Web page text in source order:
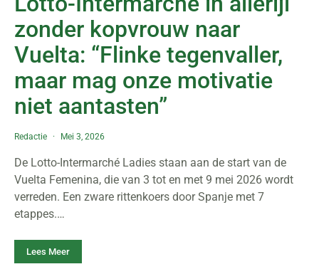
zonder kopvrouw naar
Vuelta: “Flinke tegenvaller,
maar mag onze motivatie
niet aantasten”
Redactie Mei 3, 2026
De Lotto-Intermarché Ladies staan aan de start van de
Vuelta Femenina, die van 3 tot en met 9 mei 2026 wordt
verreden. Een zware rittenkoers door Spanje met 7
etappes.…
Lees Meer